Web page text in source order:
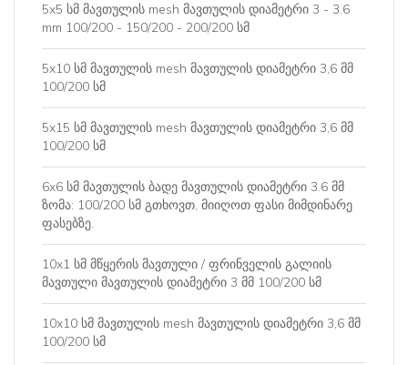
5x5 სმ მავთულის mesh მავთულის დიამეტრი 3 - 3.6
mm 100/200 - 150/200 - 200/200 სმ
5x10 სმ მავთულის mesh მავთულის დიამეტრი 3,6 მმ
100/200 სმ
5x15 სმ მავთულის mesh მავთულის დიამეტრი 3,6 მმ
100/200 სმ
6x6 სმ მავთულის ბადე მავთულის დიამეტრი 3.6 მმ
ზომა: 100/200 სმ გთხოვთ, მიიღოთ ფასი მიმდინარე
ფასებზე.
10x1 სმ მწყერის მავთული / ფრინველის გალიის
მავთული მავთულის დიამეტრი 3 მმ 100/200 სმ
10x10 სმ მავთულის mesh მავთულის დიამეტრი 3,6 მმ
100/200 სმ